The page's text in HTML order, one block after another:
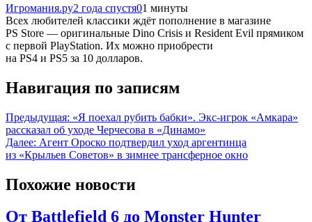
Игромания.ру2 года спустя01 минуты
Всех любителей классики ждёт пополнение в магазине
PS Store — оригинальные Dino Crisis и Resident Evil прямиком
с первой PlayStation. Их можно приобрести
на PS4 и PS5 за 10 долларов.
Навигация по записям
Предыдущая: «Я поехал рубить бабки». Экс-игрок «Амкара»
рассказал об уходе Черчесова в «Динамо»
Далее: Агент Ороско подтвердил уход аргентинца
из «Крыльев Советов» в зимнее трансферное окно
Похожие новости
От Battlefield 6 до Monster Hunter